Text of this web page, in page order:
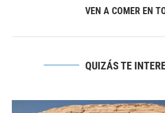
VEN A COMER EN
QUIZÁS TE